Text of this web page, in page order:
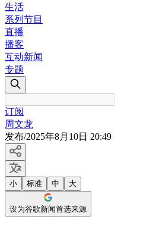
生活
系列节目
直播
播客
互动新闻
专题
订阅
周文龙
发布/2025年8月10日 20:49
小 标准 中 大
设为谷歌新闻首选来源